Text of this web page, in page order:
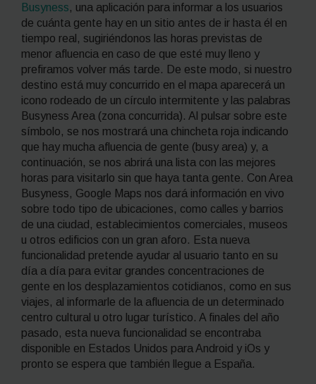
Busyness, una aplicación para informar a los usuarios
de cuánta gente hay en un sitio antes de ir hasta él en
tiempo real, sugiriéndonos las horas previstas de
menor afluencia en caso de que esté muy lleno y
prefiramos volver más tarde. De este modo, si nuestro
destino está muy concurrido en el mapa aparecerá un
icono rodeado de un círculo intermitente y las palabras
Busyness Area (zona concurrida). Al pulsar sobre este
símbolo, se nos mostrará una chincheta roja indicando
que hay mucha afluencia de gente (busy area) y, a
continuación, se nos abrirá una lista con las mejores
horas para visitarlo sin que haya tanta gente. Con Area
Busyness, Google Maps nos dará información en vivo
sobre todo tipo de ubicaciones, como calles y barrios
de una ciudad, establecimientos comerciales, museos
u otros edificios con un gran aforo. Esta nueva
funcionalidad pretende ayudar al usuario tanto en su
día a día para evitar grandes concentraciones de
gente en los desplazamientos cotidianos, como en sus
viajes, al informarle de la afluencia de un determinado
centro cultural u otro lugar turístico. A finales del año
pasado, esta nueva funcionalidad se encontraba
disponible en Estados Unidos para Android y iOs y
pronto se espera que también llegue a España.